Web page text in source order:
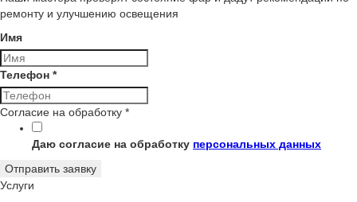
ремонту и улучшению освещения
Имя
Телефон *
Согласие на обработку *
Даю согласие на обработку персональных данных
Отправить заявку
Услуги